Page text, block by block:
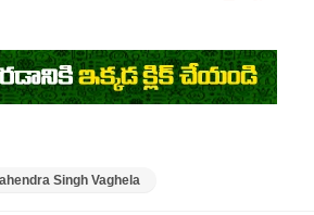
Singh Vaghela